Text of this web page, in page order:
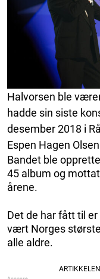
Halvorsen ble
hadde sin siste
desember 2018 i
Espen Hagen
Bandet ble
45 album og
årene.
Det de har fått til
vært Norges
alle aldre.